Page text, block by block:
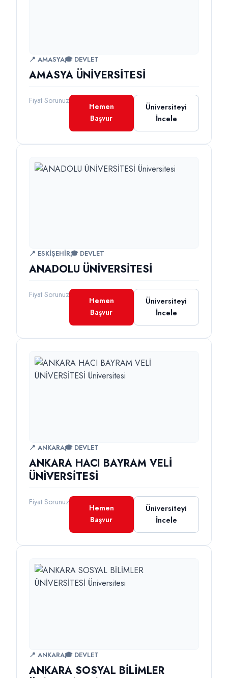
📍 AMASYA🎓 DEVLET
AMASYA ÜNİVERSİTESİ
Fiyat Sorunuz
Hemen
Başvur
Üniversiteyi
İncele
📍 ESKİŞEHİR🎓 DEVLET
ANADOLU ÜNİVERSİTESİ
Fiyat Sorunuz
Hemen
Başvur
Üniversiteyi
İncele
📍 ANKARA🎓 DEVLET
ANKARA HACI BAYRAM VELİ
ÜNİVERSİTESİ
Fiyat Sorunuz
Hemen
Başvur
Üniversiteyi
İncele
📍 ANKARA🎓 DEVLET
ANKARA SOSYAL BİLİMLER